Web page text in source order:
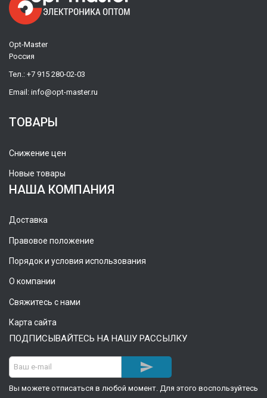
Opt-Master
Россия
Тел.: +7 915 280-02-03
Email: info@opt-master.ru
ТОВАРЫ
Снижение цен
Новые товары
НАША КОМПАНИЯ
Доставка
Правовое положение
Порядок и условия использования
О компании
Свяжитесь с нами
Карта сайта
ПОДПИСЫВАЙТЕСЬ НА НАШУ РАССЫЛКУ

Вы можете отписаться в любой момент. Для этого воспользуйтесь